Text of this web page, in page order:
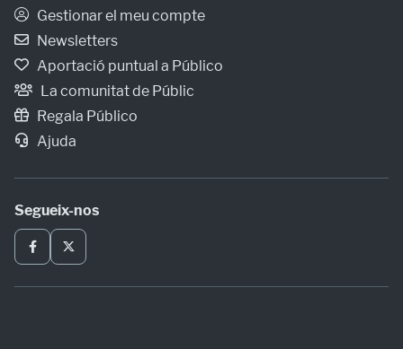
Gestionar el meu compte
Newsletters
Aportació puntual a Público
La comunitat de Públic
Regala Público
Ajuda
Segueix-nos